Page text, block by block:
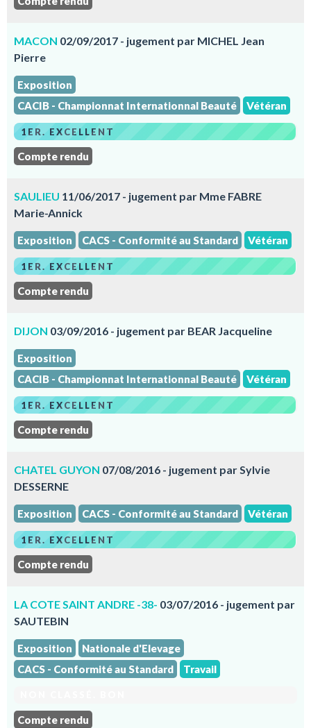
MACON 02/09/2017 - jugement par MICHEL Jean
Pierre
Exposition
CACIB - Championnat Internationnal Beauté
Vétéran
1ER. EXCELLENT
Compte rendu
SAULIEU 11/06/2017 - jugement par Mme FABRE
Marie-Annick
Exposition CACS - Conformité au Standard Vétéran
1ER. EXCELLENT
Compte rendu
DIJON 03/09/2016 - jugement par BEAR Jacqueline
Exposition
CACIB - Championnat Internationnal Beauté
Vétéran
1ER. EXCELLENT
Compte rendu
CHATEL GUYON 07/08/2016 - jugement par Sylvie
DESSERNE
Exposition CACS - Conformité au Standard Vétéran
1ER. EXCELLENT
Compte rendu
LA COTE SAINT ANDRE -38- 03/07/2016 - jugement par
SAUTEBIN
Exposition
Nationale d'Elevage
CACS - Conformité au Standard
Travail
Compte rendu